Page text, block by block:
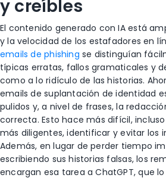
y creíbles
El contenido generado con IA está
y la velocidad de los estafadores en
emails de phishing se distinguían
típicas erratas, fallos gramaticales y
como a lo ridículo de las historias.
emails de suplantación de identidad
pulidos y, a nivel de frases, la
correcta. Esto hace más difícil,
más diligentes, identificar y evitar los
Además, en lugar de perder tiempo
escribiendo sus historias falsas, los
encargan esa tarea a ChatGPT, que